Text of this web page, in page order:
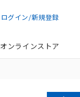
ログイン/新規登録
オンラインストア